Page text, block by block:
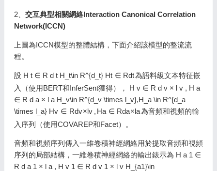
2、 交互典型相關網絡Interaction Canonical Correlation
Network(ICCN)
上圖為ICCN模型的整體結構，下面介紹該模型的整流流
程。
設 H t ∈ R d t H_t\in R^{d_t} Ht ∈ Rdt為語料級文本特征嵌
入（使用BERT和InferSent獲得），
H v ∈ R d v × l v , H a
∈ R d a × l a H_v\in R^{d_v \times l_v},H_a \in R^{d_a
\times l_a} Hv ∈ Rdv×lv , Ha ∈ Rda×la為音頻和視頻的輸
入序列（使用COVAREP和Facet）。
音頻和視頻序列傳入一維卷積神經網絡用於提取音頻和視頻
序列的局部結構，一維卷積神經網絡的輸出錶示為 H a 1 ∈
R d a 1 × l a , H v 1 ∈ R d v 1 × l v H_{a1}\in